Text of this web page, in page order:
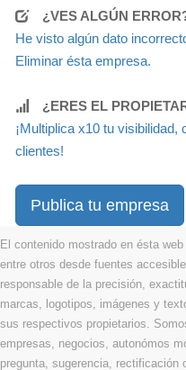
¿VES ALGÚN
He visto algún dato
Eliminar ésta empresa.
¿ERES EL
¡Multiplica x10 tu
clientes!
Publica tu empresa
El contenido mostrado en ésta
entre otros desde fuentes
responsable de la precisión,
marcas, logotipos, imágenes y
sus respectivos propietarios.
empresas, negocios, autonómos
pregunta, sugerencia,